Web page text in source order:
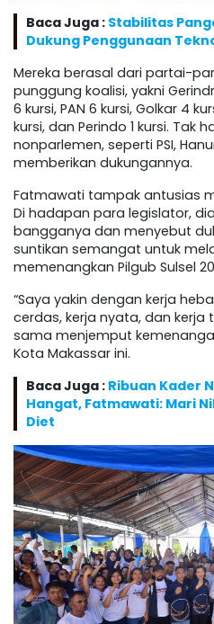
Baca Juga : Stabilitas
Dukung Penggunaan
Mereka berasal dari partai-
punggung koalisi, yakni
6 kursi, PAN 6 kursi, Golkar 4
kursi, dan Perindo 1 kursi. Tak
nonparlemen, seperti PSI,
memberikan dukungannya.
Fatmawati tampak antusias
Di hadapan para legislator,
bangganya dan menyebut
suntikan semangat untuk
memenangkan Pilgub Sulsel
“Saya yakin dengan kerja
cerdas, kerja nyata, dan
sama menjemput
Kota Makassar ini.
Baca Juga : Ribuan Kader
Hangat, Fatmawati: Mari
Diet